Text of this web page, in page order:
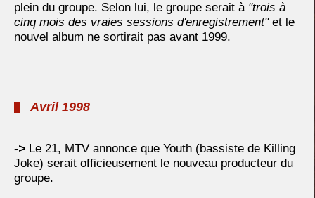
plein du groupe. Selon lui, le groupe serait à "trois à
cinq mois des vraies sessions d'enregistrement"et le
nouvel album ne sortirait pas avant 1999.
Avril 1998
-> Le 21, MTV annonce que Youth (bassiste de Killing
Joke) serait officieusement le nouveau producteur du
groupe.